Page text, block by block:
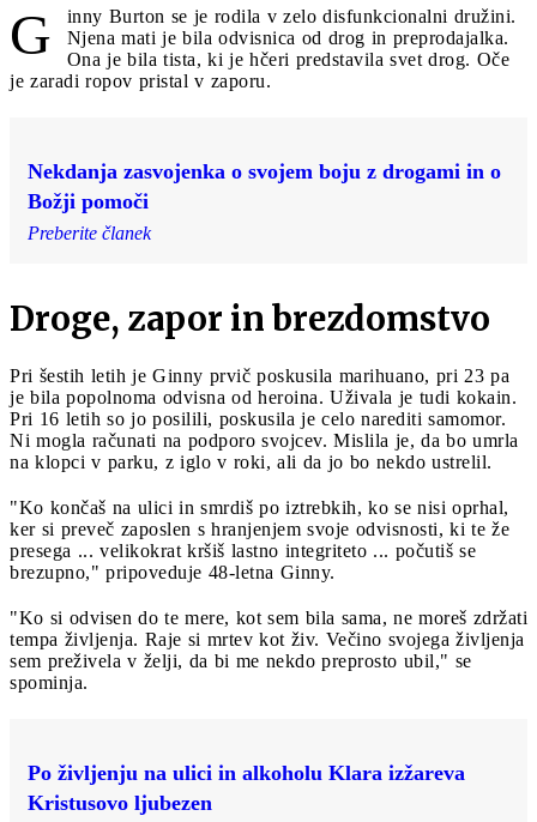
G
inny Burton se je rodila v zelo disfunkcionalni družini.
Njena mati je bila odvisnica od drog in preprodajalka.
Ona je bila tista, ki je hčeri predstavila svet drog. Oče
je zaradi ropov pristal v zaporu.
Nekdanja zasvojenka o svojem boju z drogami in o
Božji pomoči
Preberite članek
Droge, zapor in brezdomstvo
Pri šestih letih je Ginny prvič poskusila marihuano, pri 23 pa
je bila popolnoma odvisna od heroina. Uživala je tudi kokain.
Pri 16 letih so jo posilili, poskusila je celo narediti samomor.
Ni mogla računati na podporo svojcev. Mislila je, da bo umrla
na klopci v parku, z iglo v roki, ali da jo bo nekdo ustrelil.
"Ko končaš na ulici in smrdiš po iztrebkih, ko se nisi oprhal,
ker si preveč zaposlen s hranjenjem svoje odvisnosti, ki te že
presega ... velikokrat kršiš lastno integriteto ... počutiš se
brezupno," pripoveduje 48-letna Ginny.
"Ko si odvisen do te mere, kot sem bila sama, ne moreš zdržati
tempa življenja. Raje si mrtev kot živ. Večino svojega življenja
sem preživela v želji, da bi me nekdo preprosto ubil," se
spominja.
Po življenju na ulici in alkoholu Klara izžareva
Kristusovo ljubezen